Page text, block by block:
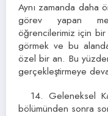
Aynı zamanda daha
görev yapan
öğrencilerimiz için
görmek ve bu
özel bir an. Bu
gerçekleştirmeye
14. Geleneksel
bölümünden sonra